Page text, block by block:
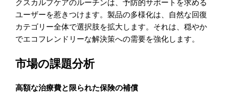
クスカルプケアのルーチンは、予防的サポートを求める
ユーザーを惹きつけます。製品の多様化は、自然な回復
カテゴリー全体で選択肢を拡大します。それは、穏やか
でエコフレンドリーな解決策への需要を強化します。
市場の課題分析
高額な治療費と限られた保険の補償